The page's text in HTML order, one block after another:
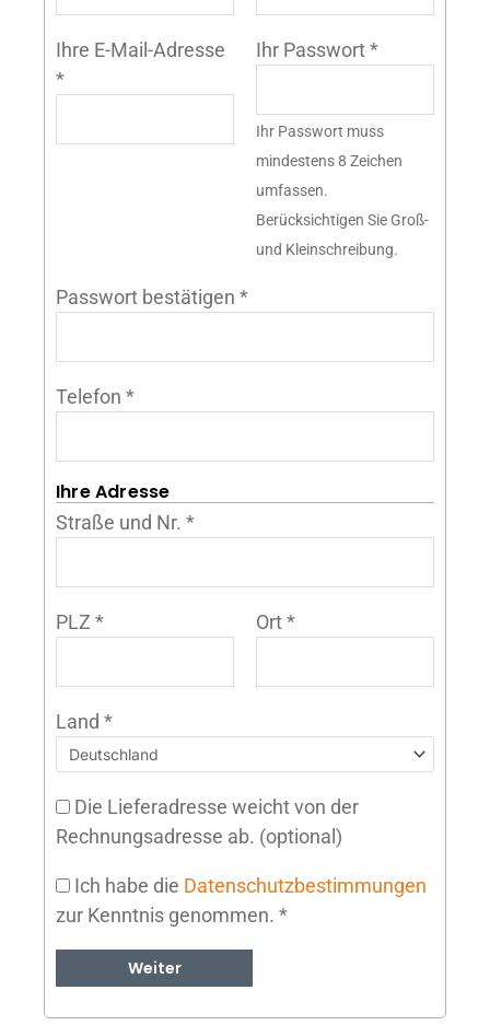
Ihre E-Mail-Adresse
*
Ihr Passwort*
Ihr Passwort muss
mindestens 8 Zeichen
umfassen.
Berücksichtigen Sie Groß-
und Kleinschreibung.
Passwort bestätigen *
Telefon *
Ihre Adresse
Straße und Nr. *
PLZ * Ort*
Land *
Die Lieferadresse weicht von der
Rechnungsadresse ab. (optional)
Ich habe die Datenschutzbestimmungen
zur Kenntnis genommen. *
Weiter